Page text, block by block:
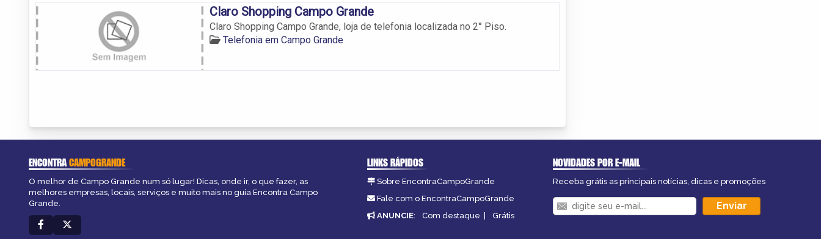
Claro Shopping Campo Grande
Claro Shopping Campo Grande, loja de telefonia localizada no 2° Piso.
Telefonia em Campo Grande
ENCONTRACAMPOGRANDE
O melhor de Campo Grande num só lugar! Dicas, onde ir, o que fazer, as
melhores empresas, locais, serviços e muito mais no guia Encontra Campo
Grande.
LINKS RÁPIDOS
Sobre EncontraCampoGrande
Fale com o EncontraCampoGrande
ANUNCIE: Com destaque | Grátis
NOVIDADES POR E-MAIL
Receba grátis as principais notícias, dicas e promoções